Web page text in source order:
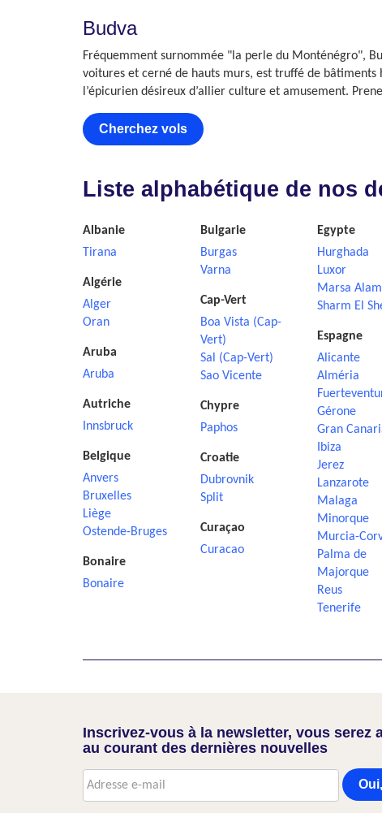
Budva
Fréquemment surnommée "la perle du Monténégro",
voitures et cerné de hauts murs, est truffé de bâtiments
l’épicurien désireux d’allier culture et amusement.
Cherchez vols
Liste alphabétique de nos
Albanie
Tirana
Algérie
Alger
Oran
Aruba
Aruba
Autriche
Innsbruck
Belgique
Anvers
Bruxelles
Liège
Ostende-Bruges
Bonaire
Bonaire
Bulgarie
Burgas
Varna
Cap-Vert
Boa Vista (Cap-
Vert)
Sal (Cap-Vert)
Sao Vicente
Chypre
Paphos
Croatie
Dubrovnik
Split
Curaçao
Curacao
Egypte
Hurghada
Luxor
Marsa Alam
Sharm El
Espagne
Alicante
Alméria
Gérone
Gran
Ibiza
Jerez
Lanzarote
Malaga
Minorque
Murcia-
Palma de
Majorque
Reus
Tenerife
Inscrivez-vous à la newsletter, vous serez
au courant des dernières nouvelles